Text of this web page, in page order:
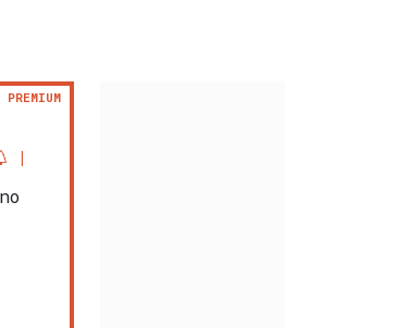
PREMIUM